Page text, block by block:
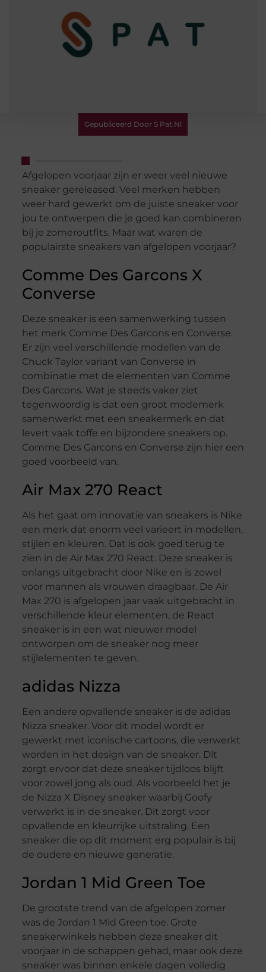
Gepubliceerd Door S Pat.nl
Afgelopen voorjaar zijn er weer veel nieuwe
sneaker gereleased. Veel merken hebben
weer hard gewerkt om de juiste sneaker voor
jou te ontwerpen die je goed kan combineren
bij je zomeroutfits. Maar wat waren de
populairste sneakers van afgelopen voorjaar?
Comme Des Garcons X
Converse
Deze sneaker is een samenwerking tussen
het merk Comme Des Garcons en Converse.
Er zijn veel verschillende modellen van de
Chuck Taylor variant van Converse in
combinatie met de elementen van Comme
Des Garcons. Wat je steeds vaker ziet
tegenwoordig is dat een groot modemerk
samenwerkt met een sneakermerk en dat
levert vaak toffe en bijzondere sneakers op.
Comme Des Garcons en Converse zijn hier een
goed voorbeeld van.
Air Max 270 React
Als het gaat om innovatie van sneakers is Nike
een merk dat enorm veel varieert in modellen,
stijlen en kleuren. Dat is ook goed terug te
zien in de Air Max 270 React. Deze sneaker is
onlangs uitgebracht door Nike en is zowel
voor mannen als vrouwen draagbaar. De Air
Max 270 is afgelopen jaar vaak uitgebracht in
verschillende kleur elementen, de React
sneaker is in een wat nieuwer model
ontworpen om de sneaker nog meer
stijlelementen te geven.
adidas Nizza
Een andere opvallende sneaker is de adidas
Nizza sneaker. Voor dit model wordt er
gewerkt met iconische cartoons, die verwerkt
worden in het design van de sneaker. Dit
zorgt ervoor dat deze sneaker tijdloos blijft
voor zowel jong als oud. Als voorbeeld het je
de Nizza X Disney sneaker waarbij Goofy
verwerkt is in de sneaker. Dit zorgt voor
opvallende en kleurrijke uitstraling. Een
sneaker die op dit moment erg populair is bij
de oudere en nieuwe generatie.
Jordan 1 Mid Green Toe
De grootste trend van de afgelopen zomer
was de Jordan 1 Mid Green toe. Grote
sneakerwinkels hebben deze sneaker dit
voorjaar in de schappen gehad, maar ook deze
sneaker was binnen enkele dagen volledig